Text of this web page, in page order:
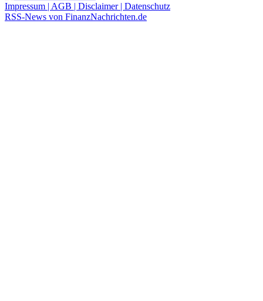
Impressum | AGB | Disclaimer | Datenschutz
RSS-News von FinanzNachrichten.de